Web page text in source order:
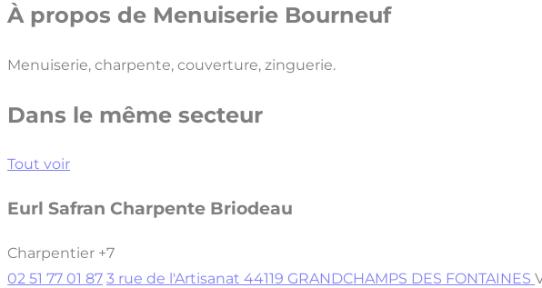
À propos de Menuiserie Bourneuf
Menuiserie, charpente, couverture, zinguerie.
Dans le même secteur
Tout voir
Eurl Safran Charpente Briodeau
Charpentier +7
02 51 77 01 87 3 rue de l'Artisanat 44119 GRANDCHAMPS DES FONTAINES